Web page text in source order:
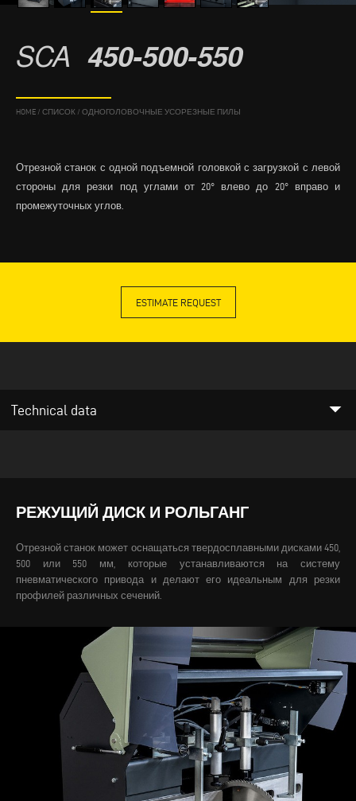
SCA 450-500-550
HOME / СПИСОК / ОДНОГОЛОВОЧНЫЕ УСОРЕЗНЫЕ ПИЛЫ
Отрезной станок с одной подъемной головкой с загрузкой с левой
стороны для резки под углами от 20° влево до 20° вправо и
промежуточных углов.
ESTIMATE REQUEST
Technical data arrow_drop_down
РЕЖУЩИЙ ДИСК И РОЛЬГАНГ
Отрезной станок может оснащаться твердосплавными дисками 450,
500 или 550 мм, которые устанавливаются на систему
пневматического привода и делают его идеальным для резки
профилей различных сечений.